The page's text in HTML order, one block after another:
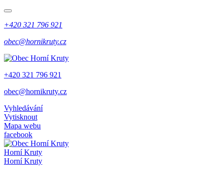
+420 321 796 921
obec@hornikruty.cz
+420 321 796 921
obec@hornikruty.cz
Vyhledávání
Vytisknout
Mapa webu
facebook
Horní Kruty
Horní Kruty